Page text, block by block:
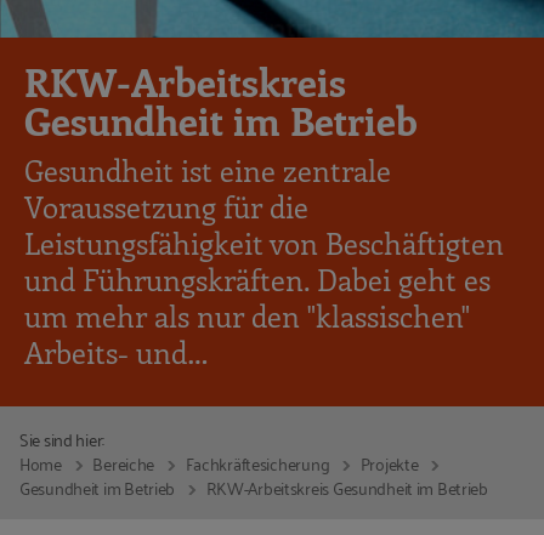
RKW-Arbeitskreis
Gesundheit im Betrieb
Gesundheit ist eine zentrale
Voraussetzung für die
Leistungsfähigkeit von Beschäftigten
und Führungskräften. Dabei geht es
um mehr als nur den "klassischen"
Arbeits- und…
Sie sind hier:
Home
Bereiche Fachkräftesicherung
Projekte
Gesundheit im Betrieb
RKW-Arbeitskreis Gesundheit im Betrieb